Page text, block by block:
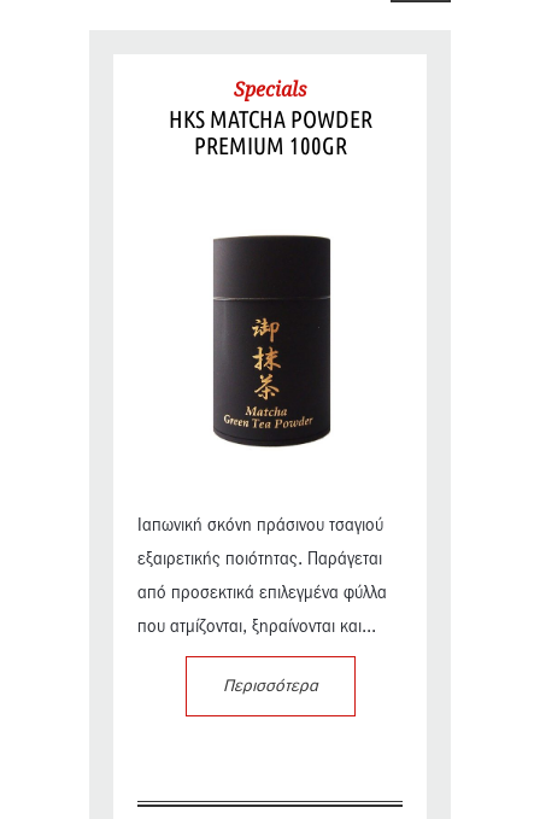
Specials
HKS MATCHA POWDER
PREMIUM 100GR
Ιαπωνική σκόνη πράσινου τσαγιού
εξαιρετικής ποιότητας. Παράγεται
από προσεκτικά επιλεγμένα φύλλα
που ατμίζονται, ξηραίνονται και...
Περισσότερα